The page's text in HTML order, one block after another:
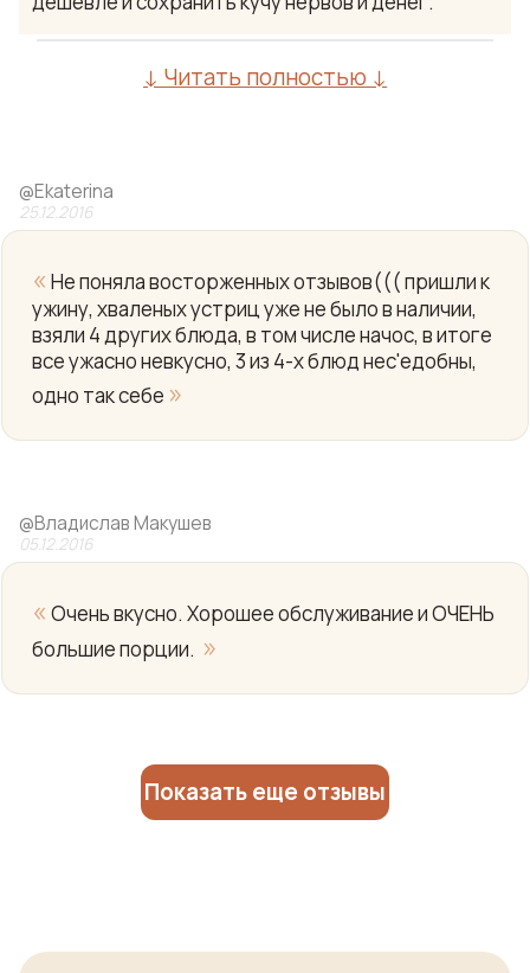
Yo
↓ Читать полностью ↓
@Ekaterina
25.12.2016
« Не поняла восторженных отзывов((( пришли к
ужину, хваленых устриц уже не было в наличии,
взяли 4 других блюда, в том числе начос, в итоге
все ужасно невкусно, 3 из 4-х блюд нес'едобны,
одно так себе »
@Владислав Макушев
05.12.2016
« Очень вкусно. Хорошее обслуживание и ОЧЕНЬ
большие порции. »
Показать еще отзывы